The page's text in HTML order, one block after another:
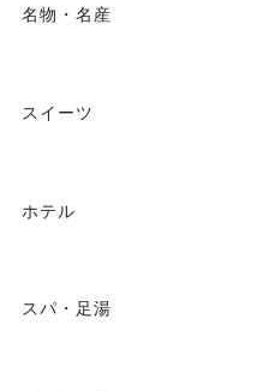
名物・名産
スイーツ
ホテル
スパ・足湯